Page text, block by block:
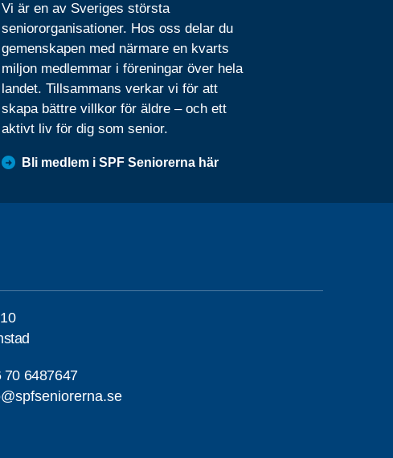
Vi är en av Sveriges största
seniororganisationer. Hos oss delar du
gemenskapen med närmare en kvarts
miljon medlemmar i föreningar över hela
landet. Tillsammans verkar vi för att
skapa bättre villkor för äldre – och ett
aktivt liv för dig som senior.
Bli medlem i SPF Seniorerna här
70 6487647